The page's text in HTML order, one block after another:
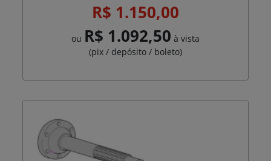
R$ 1.150,00
ou R$ 1.092,50 à vista
(pix / depósito / boleto)